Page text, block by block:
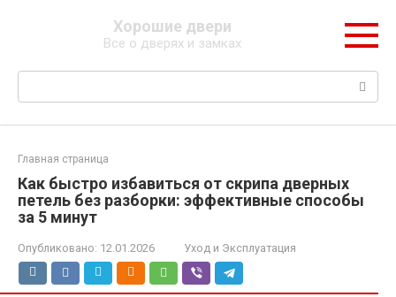
Хорошие двери
Все о дверях и замках
Поиск:
Главная страница
Как быстро избавиться от скрипа дверных
петель без разборки: эффективные способы
за 5 минут
Опубликовано: 12.01.2026 Уход и Эксплуатация